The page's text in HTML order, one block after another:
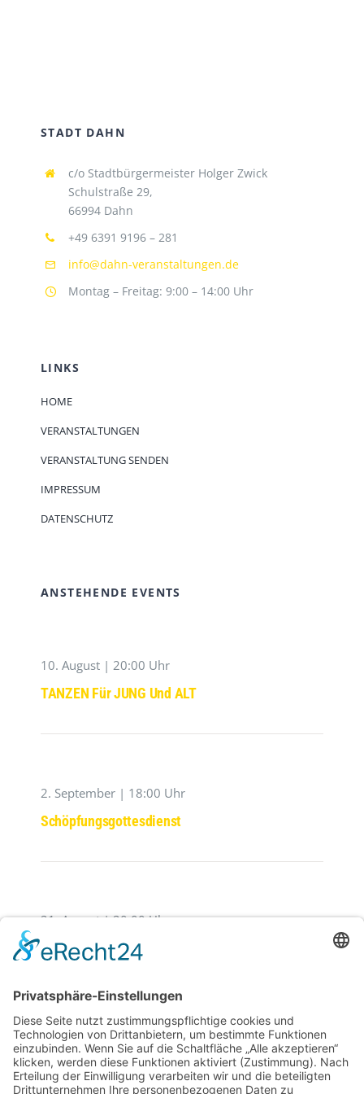
STADT DAHN
c/o Stadtbürgermeister Holger Zwick
Schulstraße 29,
66994 Dahn
+49 6391 9196 – 281
info@dahn-veranstaltungen.de
Montag – Freitag: 9:00 – 14:00 Uhr
LINKS
HOME
VERANSTALTUNGEN
VERANSTALTUNG SENDEN
IMPRESSUM
DATENSCHUTZ
ANSTEHENDE EVENTS
10. August | 20:00 Uhr
TANZEN Für JUNG Und ALT
2. September | 18:00 Uhr
Schöpfungsgottesdienst
21. August | 20:00 Uhr
Der Zerbrochene Krug
29. August | 20:00 Uhr
Westpfälzer Blächbläserconsort ,,Blech Pur‘‘